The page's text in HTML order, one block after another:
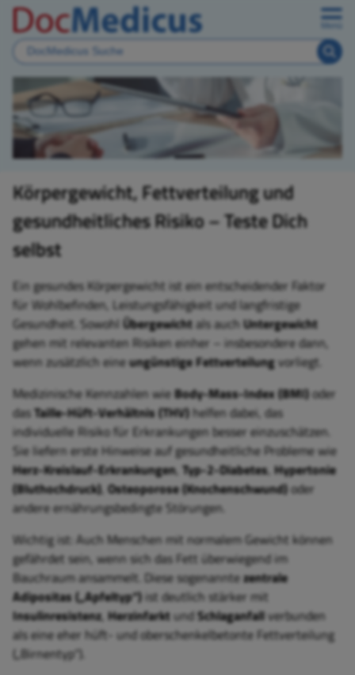
Körpergewicht, Fettverteilung und
gesundheitliches Risiko – Teste Dich
selbst
Ein gesundes Körpergewicht ist ein entscheidender Faktor
für Wohlbefinden, Leistungsfähigkeit und langfristige
Gesundheit. Sowohl Übergewichtals auchUntergewicht
gehen mit relevanten Risiken einher – insbesondere dann,
wenn zusätzlich eineungünstige Fettverteilung vorliegt.
Medizinische Kennzahlen wieBody-Mass-Index (BMI)oder
dasTaille-Hüft-Verhältnis (THV)helfen dabei, das
individuelle Risiko für Erkrankungen besser einzuschätzen.
Sie liefern erste Hinweise auf gesundheitliche Probleme wie
Herz-Kreislauf-Erkrankungen, Typ-2-Diabetes,Hypertonie
(Bluthochdruck),Osteoporose (Knochenschwund)oder
andere ernährungsbedingte Störungen.
Wichtig ist: Auch Menschen mit normalem Gewicht können
gefährdet sein, wenn sich das Fett überwiegend im
Bauchraum ansammelt. Diese sogenanntezentrale
Adipositas („Apfeltyp“)ist deutlich stärker mit
Insulinresistenz,Herzinfarkt undSchlaganfallverbunden
als eine eher hüft- und oberschenkelbetonte Fettverteilung
(„Birnentyp“).